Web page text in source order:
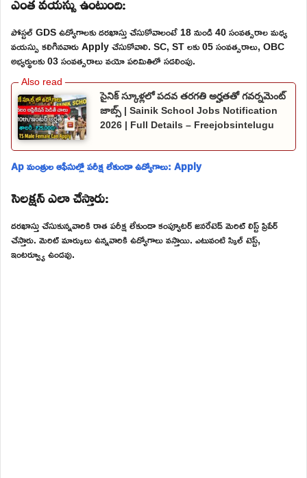
పోస్టల్ GDS ఉద్యోగాలకు దరఖాస్తు చేసుకోవాలంటే 18 నుండి 40 సంవత్సరాల మధ్య
వయస్సు కలిగినవారు Apply చేసుకోవాలి. SC, ST లకు 05 సంవత్సరాలు, OBC
అభ్యర్థులకు 03 సంవత్సరాలు వయో పరిమితిలో సడలింపు.
సైనిక్ స్కూళ్లలో పదవ తరగతి అర్హతతో గవర్నమెంట్
జాబ్స్ | Sainik School Jobs Notification
2026 | Full Details – Freejobsintelugu
Ap మంత్రుల ఆఫీసుల్లో పరీక్ష లేకుండా ఉద్యోగాలు: Apply
సెలక్షన్ ఎలా చేస్తారు:
దరఖాస్తు చేసుకున్నవారికి రాత పరీక్ష లేకుండా కంప్యూటర్ జనరేటెడ్ మెరిట్ లిస్ట్ ప్రిపేర్
చేస్తారు. మెరిట్ మార్కులు ఉన్నవారికి ఉద్యోగాలు వస్తాయి. ఎటువంటి స్కిల్ టెస్ట్,
ఇంటర్వ్యూ ఉండవు.